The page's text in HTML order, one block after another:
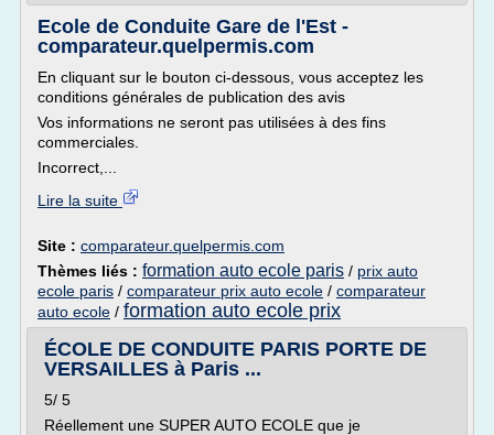
Ecole de Conduite Gare de l'Est -
comparateur.quelpermis.com
En cliquant sur le bouton ci-dessous, vous acceptez les
conditions générales de publication des avis
Vos informations ne seront pas utilisées à des fins
commerciales.
Incorrect,...
Lire la suite
Site : comparateur.quelpermis.com
Thèmes liés : formation auto ecole paris / prix auto
ecole paris / comparateur prix auto ecole / comparateur
auto ecole / formation auto ecole prix
ÉCOLE DE CONDUITE PARIS PORTE DE
VERSAILLES à Paris ...
5/ 5
Réellement une SUPER AUTO ECOLE que je